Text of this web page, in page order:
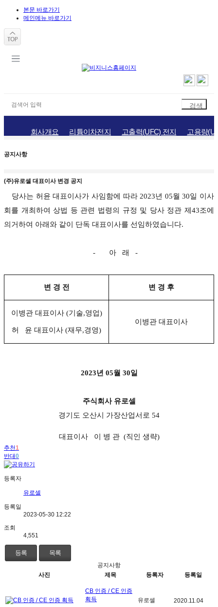
본문 바로가기
메인메뉴 바로가기
회사개요 리튬이차전지 고출력(UFC) 전지 고용량
공지사항
(주)유로셀 대표이사 변경 공지
당사는 허윤 대표이사가 사임함에 따라 2023년 05월 30일 이사
회를 개최하여 상법 등 관련 법령의 규정 및 당사 정관 제 43조에
의거하여 아래와 같이 단독 대표이사를 선임하였습니다.
- 아 래 -
변 경 전 변 경 후
이병관 대표이사 (기술,영업)
허 윤 대표이사 (재무,경영)
이병관 대표이사
2023년 05월 30일
주식회사 유로셀
경기도 오산시 가장산업서로 54
대표이사 이 병 관 (직인 생략)
추천1
반대0
등록자
유로셀
등록일
2023-05-30 12:22
조회
4,551
등록 목록
공지사항
사진
제목 등록자 등록일
CB 인증 / CE 인증
획득
유로셀 2020.11.04